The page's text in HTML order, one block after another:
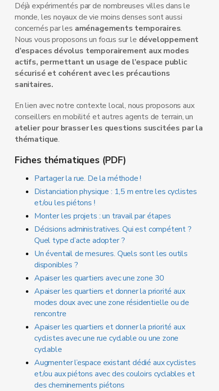
Déjà expérimentés par de nombreuses villes dans le
monde, les noyaux de vie moins denses sont aussi
concernés par les aménagements temporaires.
Nous vous proposons un focus sur le développement
d’espaces dévolus temporairement aux modes
actifs, permettant un usage de l’espace public
sécurisé et cohérent avec les précautions
sanitaires.
En lien avec notre contexte local, nous proposons aux
conseillers en mobilité et autres agents de terrain, un
atelier pour brasser les questions suscitées par la
thématique.
Fiches thématiques (PDF)
Partager la rue. De la méthode !
Distanciation physique : 1,5 m entre les cyclistes
et/ou les piétons !
Monter les projets : un travail par étapes
Décisions administratives. Qui est compétent ?
Quel type d’acte adopter ?
Un éventail de mesures. Quels sont les outils
disponibles ?
Apaiser les quartiers avec une zone 30
Apaiser les quartiers et donner la priorité aux
modes doux avec une zone résidentielle ou de
rencontre
Apaiser les quartiers et donner la priorité aux
cyclistes avec une rue cyclable ou une zone
cyclable
Augmenter l’espace existant dédié aux cyclistes
et/ou aux piétons avec des couloirs cyclables et
des cheminements piétons